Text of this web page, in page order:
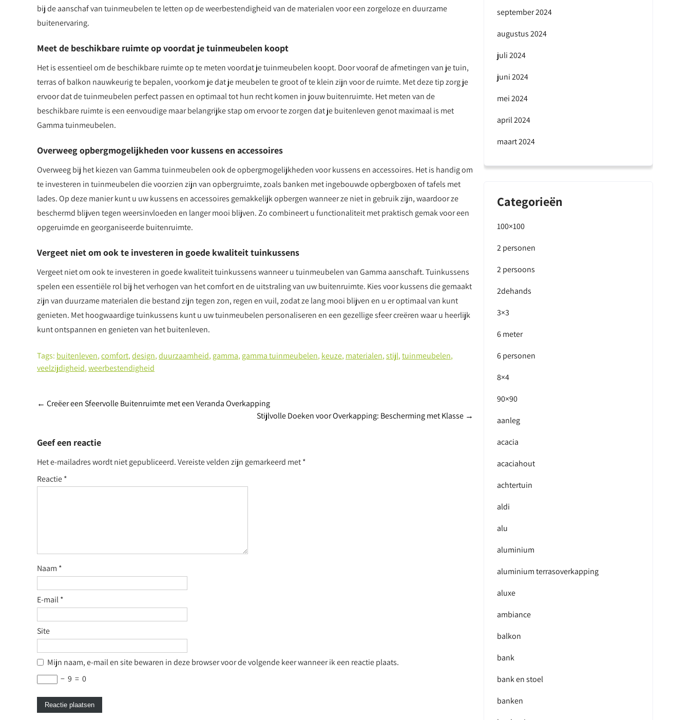
bij de aanschaf van tuinmeubelen te letten op de weerbestendigheid van de materialen voor een zorgeloze en duurzame
buitenervaring.
Meet de beschikbare ruimte op voordat je tuinmeubelen koopt
Het is essentieel om de beschikbare ruimte op te meten voordat je tuinmeubelen koopt. Door vooraf de afmetingen van je tuin,
terras of balkon nauwkeurig te bepalen, voorkom je dat je meubelen te groot of te klein zijn voor de ruimte. Met deze tip zorg je
ervoor dat de tuinmeubelen perfect passen en optimaal tot hun recht komen in jouw buitenruimte. Het meten van de
beschikbare ruimte is een eenvoudige maar belangrijke stap om ervoor te zorgen dat je buitenleven genot maximaal is met
Gamma tuinmeubelen.
Overweeg opbergmogelijkheden voor kussens en accessoires
Overweeg bij het kiezen van Gamma tuinmeubelen ook de opbergmogelijkheden voor kussens en accessoires. Het is handig om
te investeren in tuinmeubelen die voorzien zijn van opbergruimte, zoals banken met ingebouwde opbergboxen of tafels met
lades. Op deze manier kunt u uw kussens en accessoires gemakkelijk opbergen wanneer ze niet in gebruik zijn, waardoor ze
beschermd blijven tegen weersinvloeden en langer mooi blijven. Zo combineert u functionaliteit met praktisch gemak voor een
opgeruimde en georganiseerde buitenruimte.
Vergeet niet om ook te investeren in goede kwaliteit tuinkussens
Vergeet niet om ook te investeren in goede kwaliteit tuinkussens wanneer u tuinmeubelen van Gamma aanschaft. Tuinkussens
spelen een essentiële rol bij het verhogen van het comfort en de uitstraling van uw buitenruimte. Kies voor kussens die gemaakt
zijn van duurzame materialen die bestand zijn tegen zon, regen en vuil, zodat ze lang mooi blijven en u er optimaal van kunt
genieten. Met hoogwaardige tuinkussens kunt u uw tuinmeubelen personaliseren en een gezellige sfeer creëren waar u heerlijk
kunt ontspannen en genieten van het buitenleven.
Tags: buitenleven,comfort,design,duurzaamheid, gamma, gamma tuinmeubelen, keuze, materialen,stijl,tuinmeubelen,
veelzijdigheid,weerbestendigheid
Post
← Creëer een Sfeervolle Buitenruimte met een Veranda Overkapping
Stijlvolle Doeken voor Overkapping: Bescherming met Klasse →
Geef een reactie
Het e-mailadres wordt niet gepubliceerd.Vereiste velden zijn gemarkeerd met*
Reactie*
Naam *
E-mail*
Site
Mijn naam, e-mail en site bewaren in deze browser voor de volgende keer wanneer ik een reactie plaats.
− 9 = 0
september 2024
augustus 2024
juli 2024
juni 2024
mei 2024
april 2024
maart 2024
Categorieën
100×100
2 personen
2 persoons
2dehands
3×3
6 meter
6 personen
8×4
90×90
aanleg
acacia
acaciahout
achtertuin
aldi
alu
aluminium
aluminium terrasoverkapping
aluxe
ambiance
balkon
bank
bank en stoel
banken